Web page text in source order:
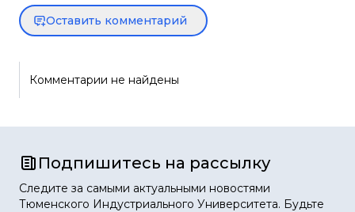
Оставить комментарий
Комментарии не найдены
Подпишитесь на рассылку
Следите за самыми актуальными новостями
Тюменского Индустриального Университета. Будьте